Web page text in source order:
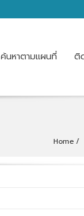
ค้นหาตามแผนที่ ติ
Home